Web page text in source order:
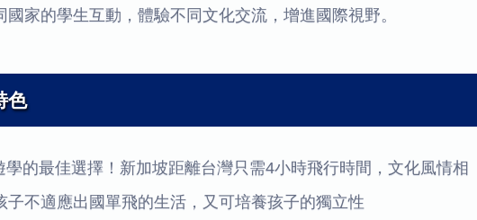
國家的學生互動，體驗不同文化交流，增進國際視野。
色
學的最佳選擇！新加坡距離台灣只需4小時飛行時間，文化風情相
子不適應出國單飛的生活，又可培養孩子的獨立性